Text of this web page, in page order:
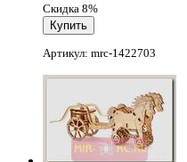
Скидка 8%
Артикул: mrc-1422703